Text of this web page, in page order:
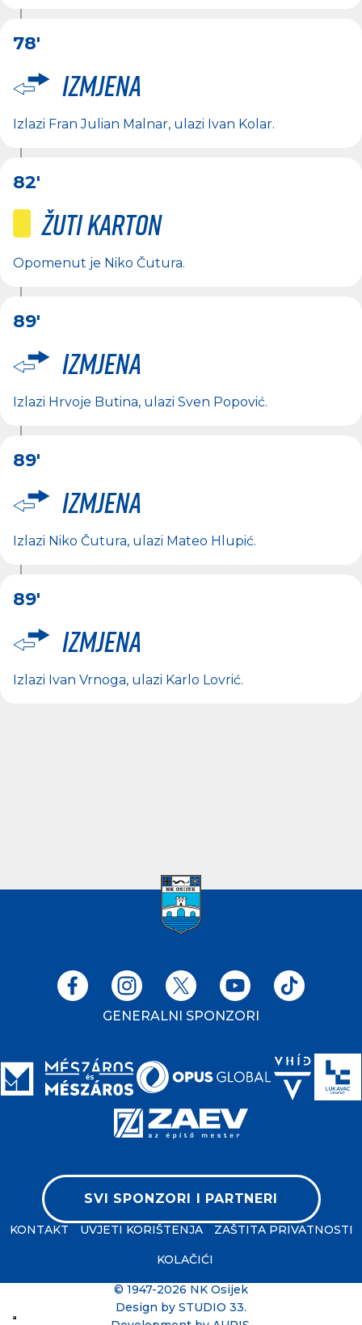
78'
Izmjena
Izlazi Fran Julian Malnar, ulazi Ivan Kolar.
82'
Žuti karton
Opomenut je Niko Čutura.
89'
Izmjena
Izlazi Hrvoje Butina, ulazi Sven Popović.
89'
Izmjena
Izlazi Niko Čutura, ulazi Mateo Hlupić.
89'
Izmjena
Izlazi Ivan Vrnoga, ulazi Karlo Lovrić.
GENERALNI SPONZORI
SVI SPONZORI I PARTNERI
KONTAKT UVJETI KORIŠTENJA ZAŠTITA PRIVATNOSTI
KOLAČIĆI
© 1947-2026 NK Osijek
Design by STUDIO 33.